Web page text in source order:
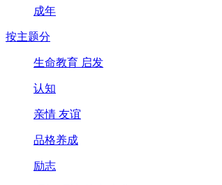
成年
按主题分
生命教育 启发
认知
亲情 友谊
品格养成
励志